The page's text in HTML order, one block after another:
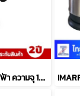
PHILIPS กาต้มน้ำไฟฟ้า ความจุ 1.7 ลิตร รุ่น HD9339/80